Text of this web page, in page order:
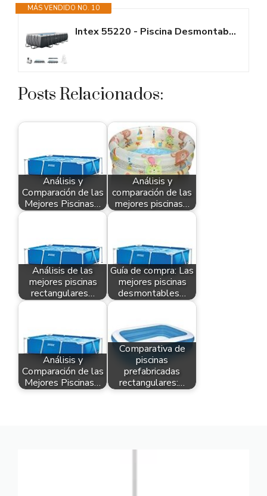
MÁS VENDIDO NO. 10
Intex 55220 - Piscina Desmontable Rectangular Ultra XTR Frame 549x274x132 +...
Posts Relacionados:
Análisis y
Comparación de las
Mejores Piscinas…
Análisis y
comparación de las
mejores piscinas…
Análisis de las
mejores piscinas
rectangulares…
Guía de compra: Las
mejores piscinas
desmontables…
Análisis y
Comparación de las
Mejores Piscinas…
Comparativa de
piscinas
prefabricadas
rectangulares:…